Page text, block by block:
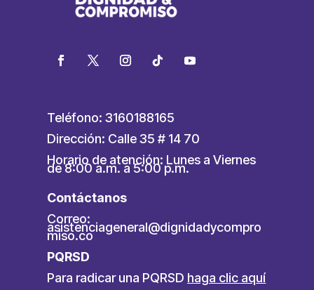
Teléfono: 3160188165
Dirección: Calle 35 # 14 70
Horario de atención: Lunes a Viernes
de 8:00 a.m. a 5:00 p.m.
Contáctanos
Correo:
asistenciageneral@dignidadycompro
miso.co
PQRSD
Para radicar una PQRSD haga clic aquí